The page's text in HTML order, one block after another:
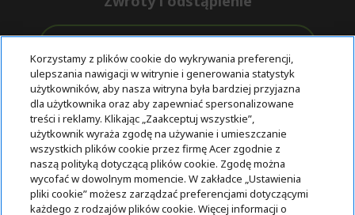
Darmowa
ekspresowa
dostawa
Wsparcie
przed i po
zakupie
Bezpieczne
płatności
© 2025 Acer Inc.
Firma CPYou BV jest autoryzowanym sprzedawcą produktów i
usług oferowanych w tym sklepie.
Korzystamy z plików cookie do wykrywania preferencji,
ulepszania nawigacji w witrynie i generowania statystyk
użytkowników, aby nasza witryna była bardziej przyjazna
dla użytkownika oraz aby zapewniać spersonalizowane
treści i reklamy. Klikając „Zaakceptuj wszystkie”,
użytkownik wyraża zgodę na używanie i umieszczanie
wszystkich plików cookie przez firmę Acer zgodnie z
naszą polityką dotyczącą plików cookie. Zgodę można
wycofać w dowolnym momencie. W zakładce „Ustawienia
pliki cookie” możesz zarządzać preferencjami dotyczącymi
każdego z rodzajów plików cookie. Więcej informacji o